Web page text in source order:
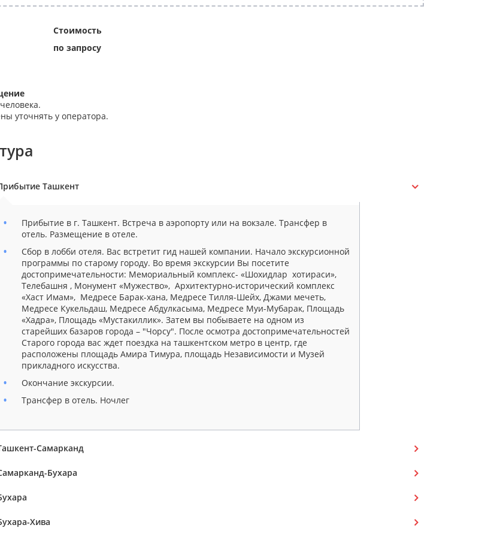
Стоимость
по запросу
уточнять у оператора.
Ташкент
Прибытие в г. Ташкент. Встреча в аэропорту или на вокзале. Трансфер в
отель. Размещение в отеле.
Сбор в лобби отеля. Вас встретит гид нашей компании. Начало экскурсионной
программы по старому городу. Во время экскурсии Вы посетите
достопримечательности: Мемориальный комплекс- «Шохидлар хотираси»,
Телебашня , Монумент «Мужество», Архитектурно-исторический комплекс
«Хаст Имам», Медресе Барак-хана, Медресе Тилля-Шейх, Джами мечеть,
Медресе Кукельдаш, Медресе Абдулкасыма, Медресе Муи-Мубарак, Площадь
«Хадра», Площадь «Мустакиллик». Затем вы побываете на одном из
старейших базаров города – "Чорсу". После осмотра достопримечательностей
Старого города вас ждет поездка на ташкентском метро в центр, где
расположены площадь Амира Тимура, площадь Независимости и Музей
прикладного искусства.
Окончание экскурсии.
Трансфер в отель. Ночлег
Самарканд
Бухара
Хива